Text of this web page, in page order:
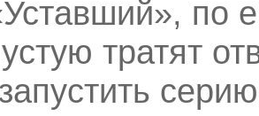
по
тратят